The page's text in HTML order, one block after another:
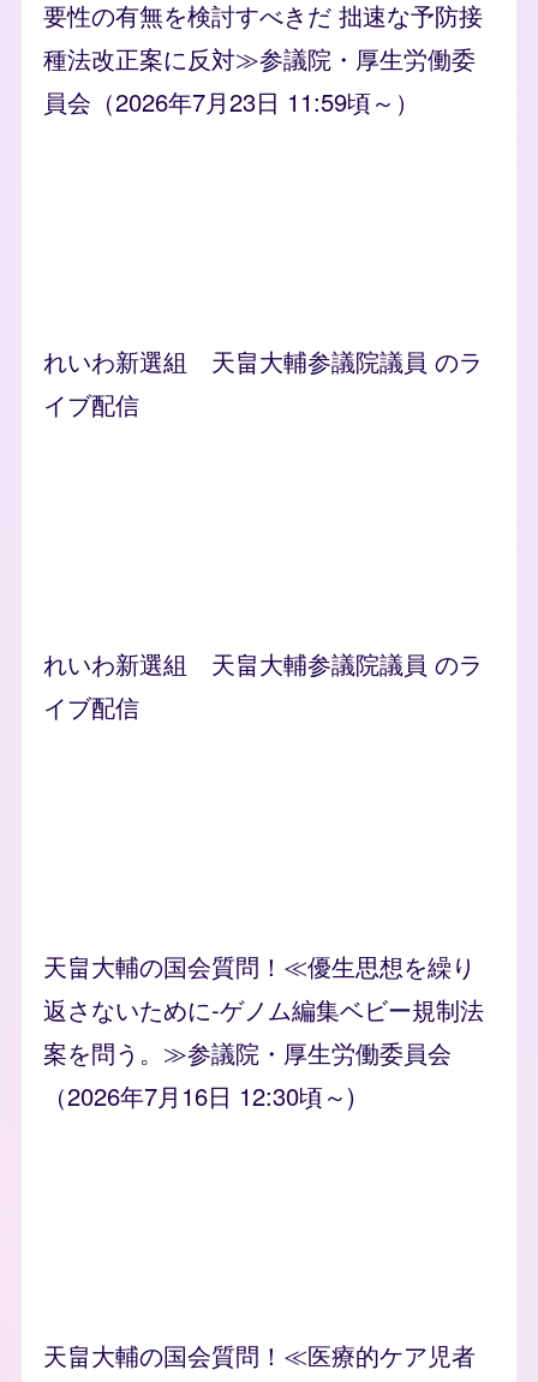
要性の有無を検討すべきだ 拙速な予防接
種法改正案に反対≫参議院・厚生労働委
員会（2026年7月23日 11:59頃～）
れいわ新選組 天畠大輔参議院議員 のラ
イブ配信
れいわ新選組 天畠大輔参議院議員 のラ
イブ配信
天畠大輔の国会質問！≪優生思想を繰り
返さないために-ゲノム編集ベビー規制法
案を問う。≫参議院・厚生労働委員会
（2026年7月16日 12:30頃～)
天畠大輔の国会質問！≪医療的ケア児者